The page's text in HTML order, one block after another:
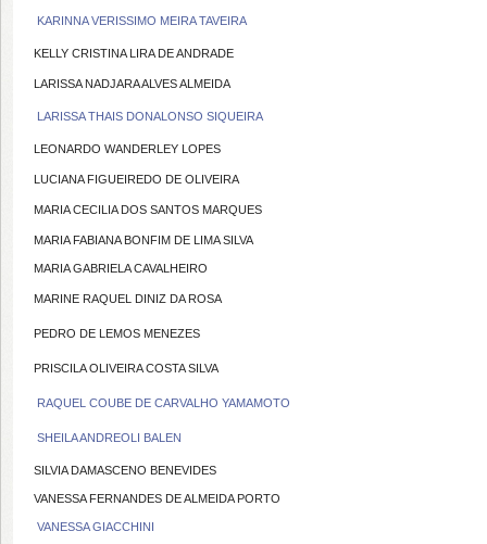
KARINNA VERISSIMO MEIRA TAVEIRA
KELLY CRISTINA LIRA DE ANDRADE
LARISSA NADJARA ALVES ALMEIDA
LARISSA THAIS DONALONSO SIQUEIRA
LEONARDO WANDERLEY LOPES
LUCIANA FIGUEIREDO DE OLIVEIRA
MARIA CECILIA DOS SANTOS MARQUES
MARIA FABIANA BONFIM DE LIMA SILVA
MARIA GABRIELA CAVALHEIRO
MARINE RAQUEL DINIZ DA ROSA
PEDRO DE LEMOS MENEZES
PRISCILA OLIVEIRA COSTA SILVA
RAQUEL COUBE DE CARVALHO YAMAMOTO
SHEILA ANDREOLI BALEN
SILVIA DAMASCENO BENEVIDES
VANESSA FERNANDES DE ALMEIDA PORTO
VANESSA GIACCHINI